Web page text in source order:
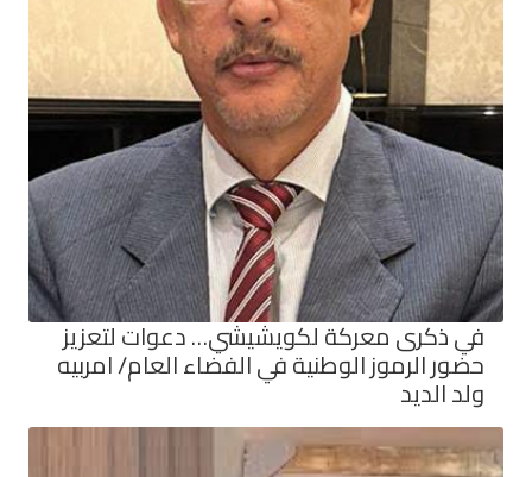
في ذكرى معركة لكويشيشي… دعوات لتعزيز
حضور الرموز الوطنية في الفضاء العام/ امربيه
ولد الديد